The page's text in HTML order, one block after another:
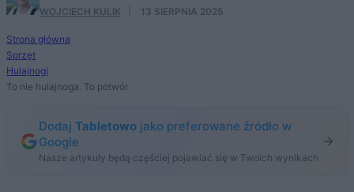
WOJCIECH KULIK 13 SIERPNIA 2025
Strona główna
Sprzęt
Hulajnogi
To nie hulajnoga. To potwór
Dodaj Tabletowo jako preferowane źródło w
Google
Nasze artykuły będą częściej pojawiać się w Twoich wynikach